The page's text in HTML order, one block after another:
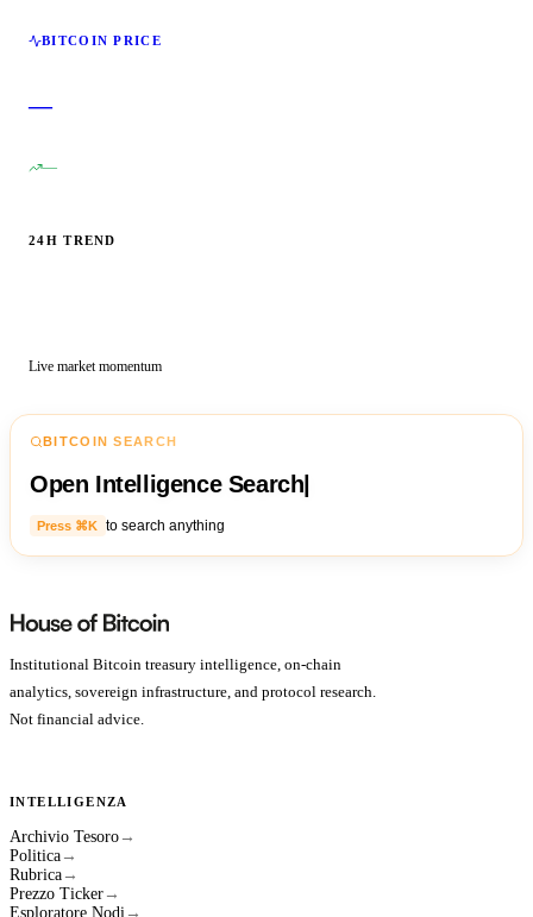
BITCOIN PRICE
—
—
24H TREND
Live market momentum
BITCOIN SEARCH
Open Intelligence Search|
Press ⌘K to search anything
Institutional Bitcoin treasury intelligence, on-chain
analytics, sovereign infrastructure, and protocol research.
Not financial advice.
INTELLIGENZA
Archivio Tesoro →
Politica →
Rubrica →
Prezzo Ticker →
Esploratore Nodi →